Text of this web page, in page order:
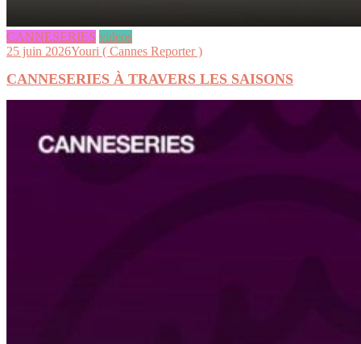
CANNESERIES videos
25 juin 2026Youri ( Cannes Reporter )
CANNESERIES À TRAVERS LES SAISONS